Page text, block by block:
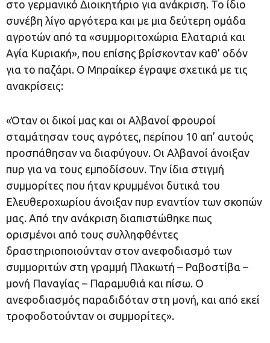
στο γερμανικό Διοικητήριο για ανάκριση. Το ίδιο
συνέβη λίγο αργότερα και με μια δεύτερη ομάδα
αγροτών από τα «συμμοριτοχώρια Ελαταριά και
Αγία Κυριακή», που επίσης βρίσκονταν καθ’ οδόν
για το παζάρι. Ο Μπραίκερ έγραψε σχετικά με τις
ανακρίσεις:
«Όταν οι δικοί μας και οι Αλβανοί φρουροί
σταμάτησαν τους αγρότες, περίπου 10 απ’ αυτούς
προσπάθησαν να διαφύγουν. Οι Αλβανοί άνοιξαν
πυρ για να τους εμποδίσουν. Την ίδια στιγμή
συμμορίτες που ήταν κρυμμένοι δυτικά του
Ελευθεροχωρίου άνοιξαν πυρ εναντίον των σκοπών
μας. Από την ανάκριση διαπιστώθηκε πως
ορισμένοι από τους συλληφθέντες
δραστηριοποιούνταν στον ανεφοδιασμό των
συμμοριτών στη γραμμή Πλακωτή – Ραβοστίβα –
μονή Παναγίας – Παραμυθιά και πίσω. Ο
ανεφοδιασμός παραδιδόταν στη μονή, και από εκεί
τροφοδοτούνταν οι συμμορίτες».